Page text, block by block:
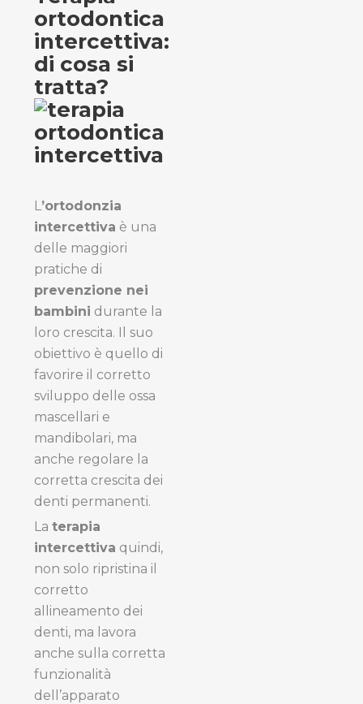
ortodontica
intercettiva:
di cosa si
tratta?
L ’ortodonzia
intercettiva è una
delle maggiori
pratiche di
prevenzione nei
bambini durante la
loro crescita. Il suo
obiettivo è quello di
favorire il corretto
sviluppo delle ossa
mascellari e
mandibolari, ma
anche regolare la
corretta crescita dei
denti permanenti.
La terapia
intercettiva quindi,
non solo ripristina il
corretto
allineamento dei
denti, ma lavora
anche sulla corretta
funzionalità
dell’apparato